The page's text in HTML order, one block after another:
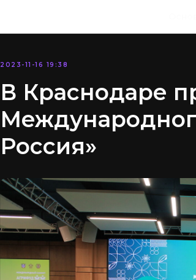
2023-11-16 19:38
В Краснодаре
Россия»